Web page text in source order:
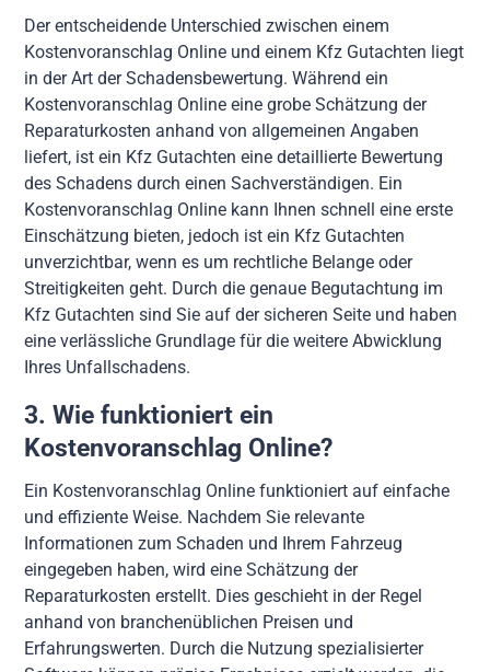
Der entscheidende Unterschied zwischen einem
Kostenvoranschlag Online und einem Kfz Gutachten liegt
in der Art der Schadensbewertung. Während ein
Kostenvoranschlag Online eine grobe Schätzung der
Reparaturkosten anhand von allgemeinen Angaben
liefert, ist ein Kfz Gutachten eine detaillierte Bewertung
des Schadens durch einen Sachverständigen. Ein
Kostenvoranschlag Online kann Ihnen schnell eine erste
Einschätzung bieten, jedoch ist ein Kfz Gutachten
unverzichtbar, wenn es um rechtliche Belange oder
Streitigkeiten geht. Durch die genaue Begutachtung im
Kfz Gutachten sind Sie auf der sicheren Seite und haben
eine verlässliche Grundlage für die weitere Abwicklung
Ihres Unfallschadens.
3. Wie funktioniert ein
Kostenvoranschlag Online?
Ein Kostenvoranschlag Online funktioniert auf einfache
und effiziente Weise. Nachdem Sie relevante
Informationen zum Schaden und Ihrem Fahrzeug
eingegeben haben, wird eine Schätzung der
Reparaturkosten erstellt. Dies geschieht in der Regel
anhand von branchenüblichen Preisen und
Erfahrungswerten. Durch die Nutzung spezialisierter